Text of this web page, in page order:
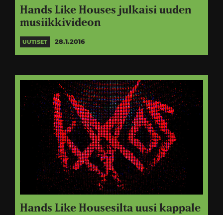
Hands Like Houses julkaisi uuden
musiikkivideon
UUTISET 28.1.2016
Hands Like Housesilta uusi kappale